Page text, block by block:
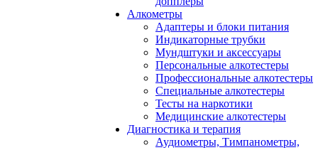
Алкометры
Адаптеры и блоки питания
Индикаторные трубки
Мундштуки и аксессуары
Персональные алкотестеры
Профессиональные алкотестеры
Специальные алкотестеры
Тесты на наркотики
Медицинские алкотестеры
Диагностика и терапия
Аудиометры, Тимпанометры,